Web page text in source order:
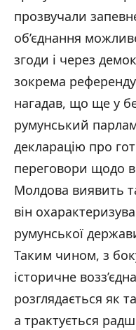
прозвучали
об’єднання
згоди і через
зокрема
нагадав, що ще у
румунський
декларацію про
переговори щодо
Молдова виявить
він
румунської
Таким чином, з
історичне
розглядається як
а трактується